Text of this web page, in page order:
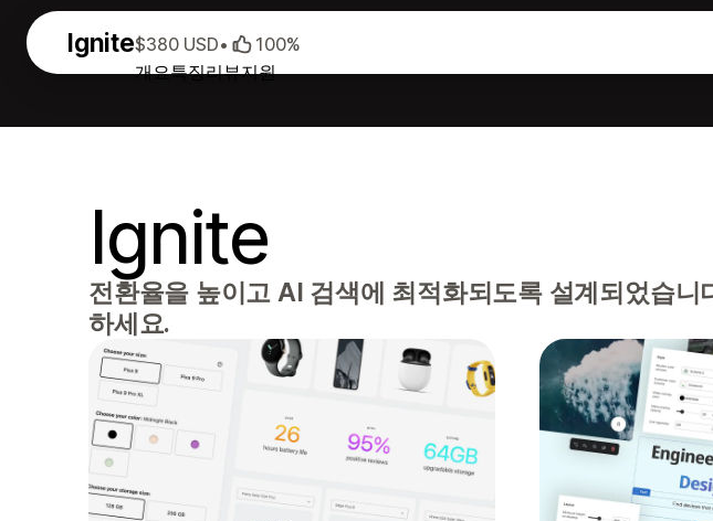
Ignite
개요특징리뷰지원
$380 USD• 100%
Ignite
전환율을 높이고 AI 검색에 최적화되도록 설계되었습
하세요.